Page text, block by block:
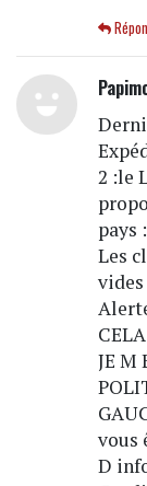
2 :le
pays
Les
JE M
vous
D